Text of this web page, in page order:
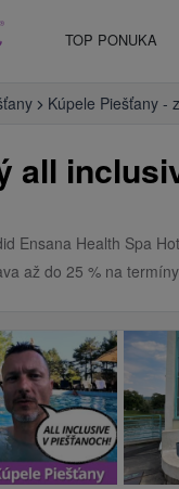
TOP PONUKA
Kúpele Piešťany -
all
Ensana Health Spa
až do 25 % na